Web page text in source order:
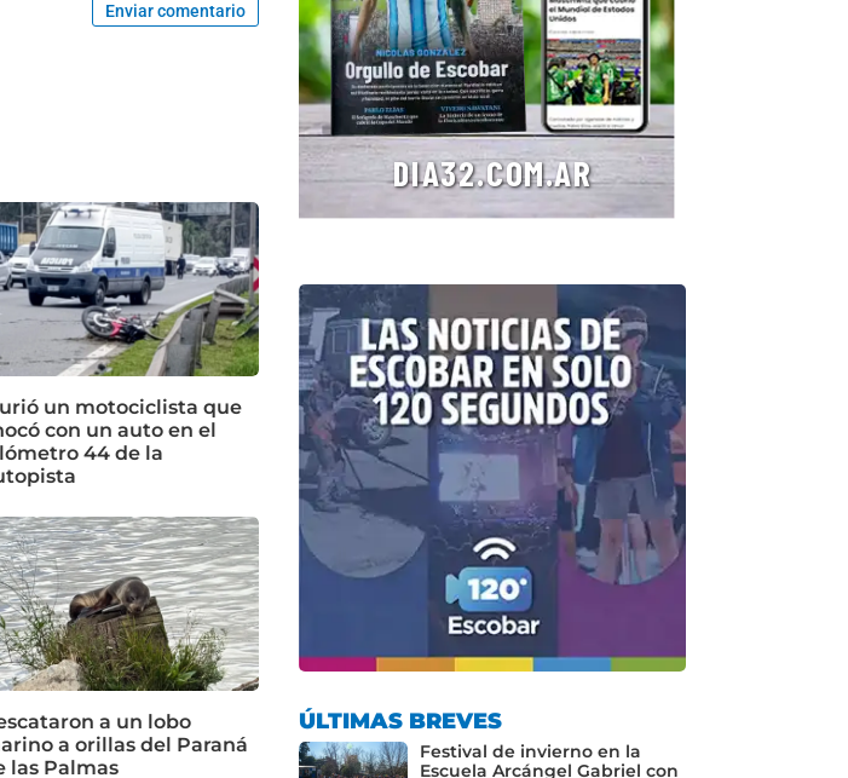
Enviar comentario
un motociclista que
con un auto en el
44 de la
a un lobo
a orillas del Paraná
las Palmas
ÚLTIMAS BREVES
Festival de invierno en la
Escuela Arcángel Gabriel con